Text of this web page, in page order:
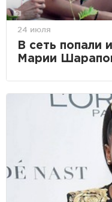
24 июля
В сеть попали
Марии